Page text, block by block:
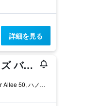
詳細を見る
プライズ バイ ラディソン, ハノーファー シティ
Hamburger Allee 50, ハノーファー, ニーダーザクセン, ドイツ